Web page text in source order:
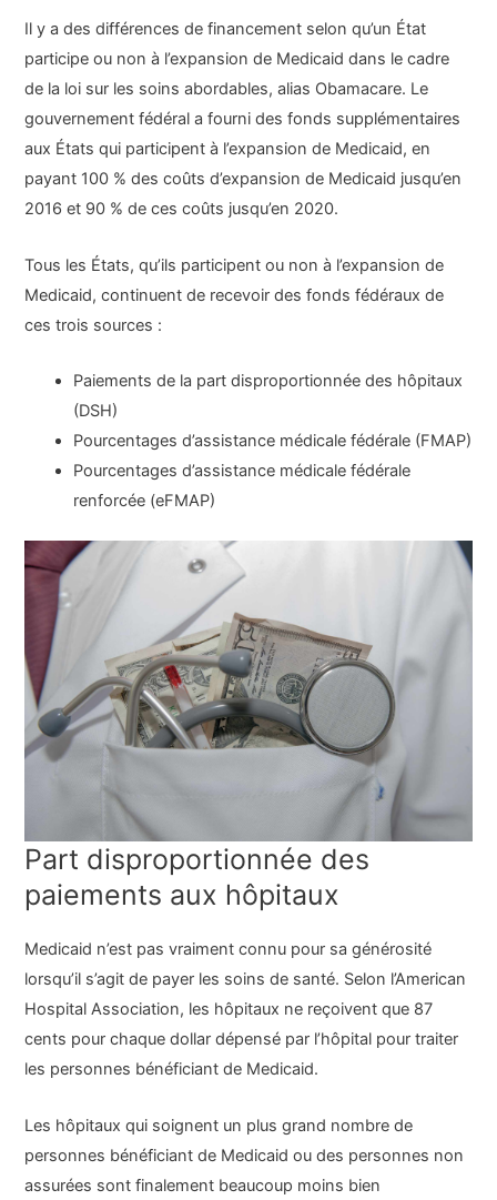
Il y a des différences de financement selon qu’un État
participe ou non à l’expansion de Medicaid dans le cadre
de la loi sur les soins abordables, alias Obamacare. Le
gouvernement fédéral a fourni des fonds supplémentaires
aux États qui participent à l’expansion de Medicaid, en
payant 100 % des coûts d’expansion de Medicaid jusqu’en
2016 et 90 % de ces coûts jusqu’en 2020.
Tous les États, qu’ils participent ou non à l’expansion de
Medicaid, continuent de recevoir des fonds fédéraux de
ces trois sources :
Paiements de la part disproportionnée des hôpitaux
(DSH)
Pourcentages d’assistance médicale fédérale (FMAP)
Pourcentages d’assistance médicale fédérale
renforcée (eFMAP)
Part disproportionnée des
paiements aux hôpitaux
Medicaid n’est pas vraiment connu pour sa générosité
lorsqu’il s’agit de payer les soins de santé. Selon l’American
Hospital Association, les hôpitaux ne reçoivent que 87
cents pour chaque dollar dépensé par l’hôpital pour traiter
les personnes bénéficiant de Medicaid.
Les hôpitaux qui soignent un plus grand nombre de
personnes bénéficiant de Medicaid ou des personnes non
assurées sont finalement beaucoup moins bien